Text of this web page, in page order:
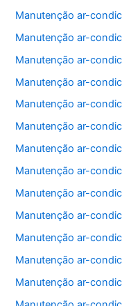
Manutenção ar-
Manutenção ar-
Manutenção ar-
Manutenção ar-
Manutenção ar-
Manutenção ar-
Manutenção ar-
Manutenção ar-
Manutenção ar-
Manutenção ar-
Manutenção ar-
Manutenção ar-
Manutenção ar-